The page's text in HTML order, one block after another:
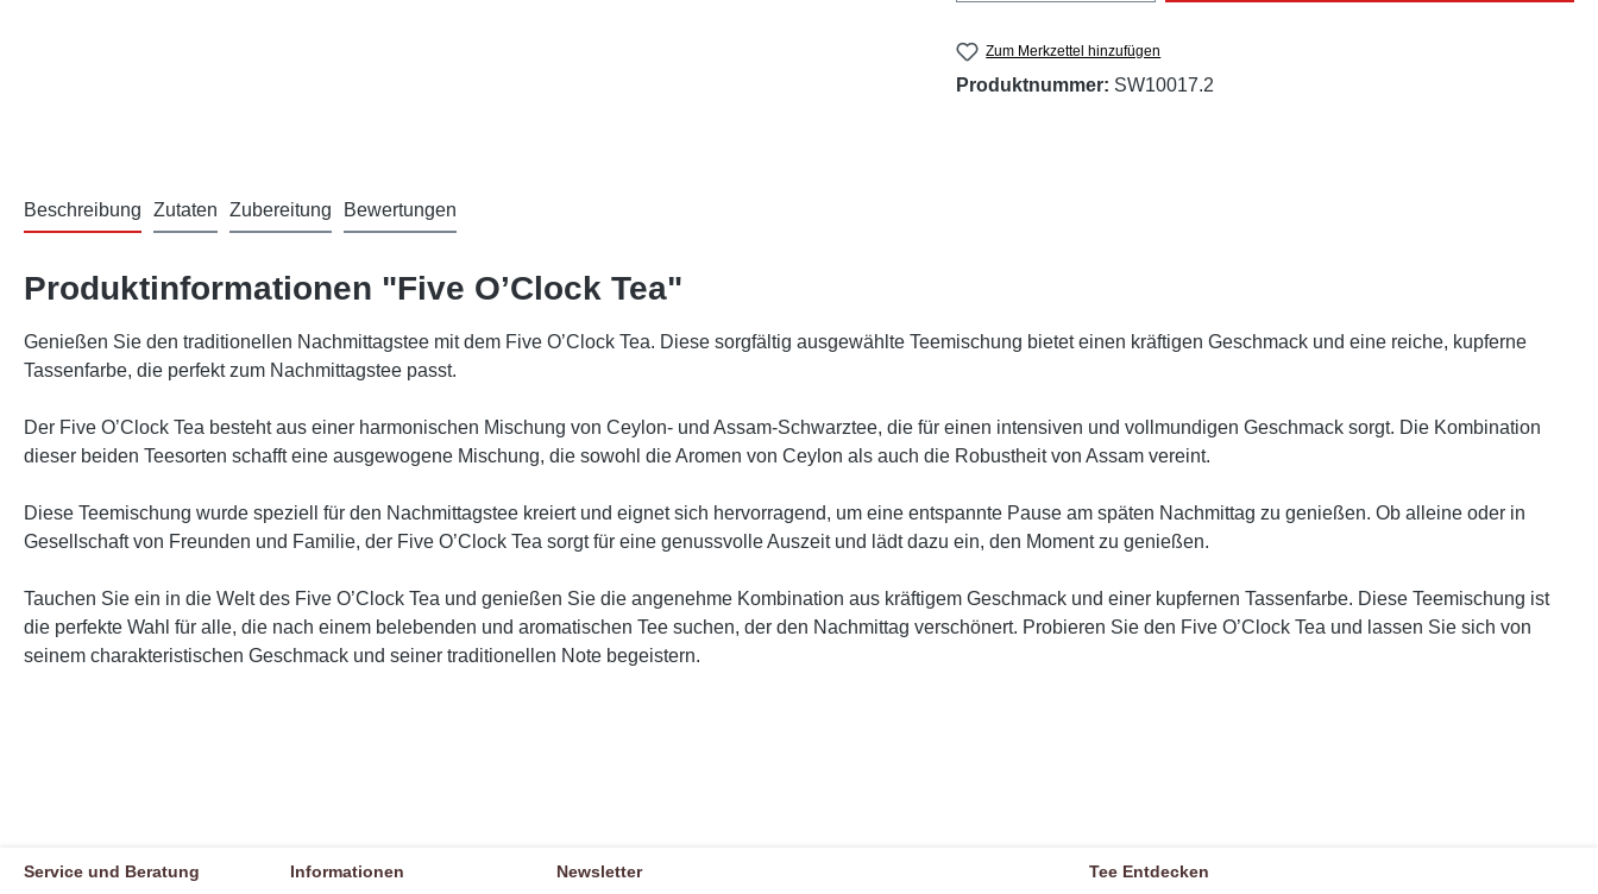
Zum Merkzettel hinzufügen
Produktnummer: SW10017.2
Beschreibung Zutaten Zubereitung Bewertungen
Produktinformationen "Five O’Clock Tea"
Genießen Sie den traditionellen Nachmittagstee mit dem Five O’Clock Tea. Diese sorgfältig ausgewählte Teemischung bietet einen kräftigen Geschmack und eine reiche, kupferne
Tassenfarbe, die perfekt zum Nachmittagstee passt.
Der Five O’Clock Tea besteht aus einer harmonischen Mischung von Ceylon- und Assam-Schwarztee, die für einen intensiven und vollmundigen Geschmack sorgt. Die Kombination
dieser beiden Teesorten schafft eine ausgewogene Mischung, die sowohl die Aromen von Ceylon als auch die Robustheit von Assam vereint.
Diese Teemischung wurde speziell für den Nachmittagstee kreiert und eignet sich hervorragend, um eine entspannte Pause am späten Nachmittag zu genießen. Ob alleine oder in
Gesellschaft von Freunden und Familie, der Five O’Clock Tea sorgt für eine genussvolle Auszeit und lädt dazu ein, den Moment zu genießen.
Tauchen Sie ein in die Welt des Five O’Clock Tea und genießen Sie die angenehme Kombination aus kräftigem Geschmack und einer kupfernen Tassenfarbe. Diese Teemischung ist
die perfekte Wahl für alle, die nach einem belebenden und aromatischen Tee suchen, der den Nachmittag verschönert. Probieren Sie den Five O’Clock Tea und lassen Sie sich von
seinem charakteristischen Geschmack und seiner traditionellen Note begeistern.
Service und Beratung Informationen Newsletter Tee Entdecken